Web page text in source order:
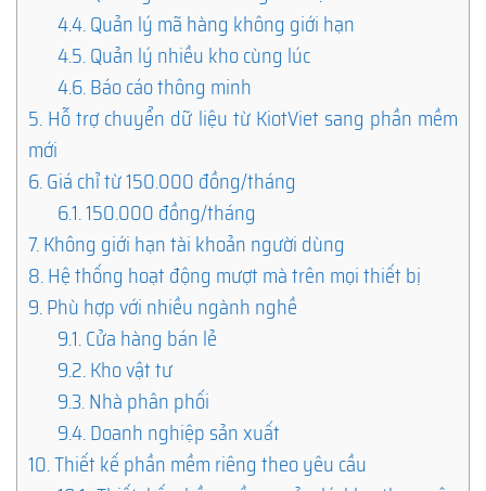
4.4.Quản lý mã hàng không giới hạn
4.5.Quản lý nhiều kho cùng lúc
4.6.Báo cáo thông minh
5. Hỗ trợ chuyển dữ liệu từ KiotViet sang phần mềm
mới
6.Giá chỉ từ 150.000 đồng/tháng
6.1.150.000 đồng/tháng
7.Không giới hạn tài khoản người dùng
8.Hệ thống hoạt động mượt mà trên mọi thiết bị
9.Phù hợp với nhiều ngành nghề
9.1.Cửa hàng bán lẻ
9.2.Kho vật tư
9.3.Nhà phân phối
9.4.Doanh nghiệp sản xuất
10.Thiết kế phần mềm riêng theo yêu cầu